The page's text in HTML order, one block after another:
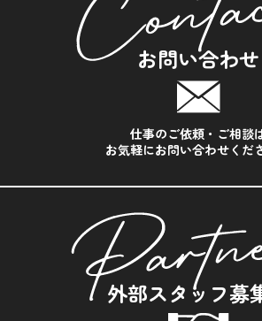
お問い合わせ
仕事のご依頼・ご相談
お気軽にお問い合わせくだ
外部スタッフ募